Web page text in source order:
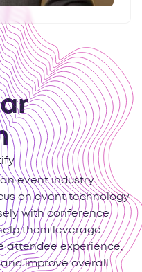
event industry
on event technology
with conference
them leverage
attendee experience,
improve overall